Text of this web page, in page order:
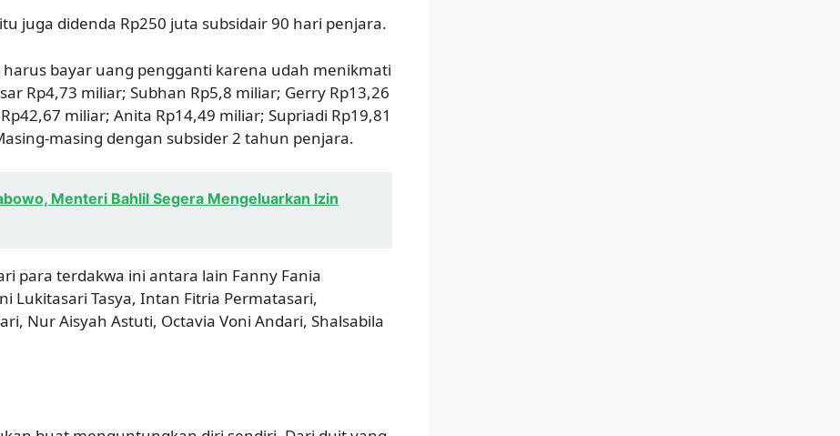
juga didenda Rp250 juta subsidair 90 hari penjara.
bayar uang pengganti karena udah menikmati
Rp4,73 miliar; Subhan Rp5,8 miliar; Gerry Rp13,26
miliar; Anita Rp14,49 miliar; Supriadi Rp19,81
masing dengan subsider 2 tahun penjara.
Menteri Bahlil Segera Mengeluarkan Izin
para terdakwa ini antara lain Fanny Fania
Lukitasari Tasya, Intan Fitria Permatasari,
Nur Aisyah Astuti, Octavia Voni Andari, Shalsabila